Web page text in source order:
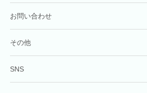
お問い合わせ
その他
SNS